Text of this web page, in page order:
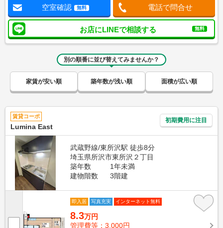
空室確認 無料 電話で問合せ
お店にLINEで相談する 無料
別の順番に並び替えてみませんか？
家賃が安い順 築年数が浅い順 面積が広い順
賃貸コーポ
Lumina East
初期費用に注目
武蔵野線/東所沢駅 徒歩8分
埼玉県所沢市東所沢２丁目
築年数
1年未満
建物階数
3階建
即入居 写真充実 インターネット無料
8.3万円
管理費等：3,000円